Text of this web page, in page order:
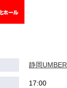
静岡UMBER
17:00